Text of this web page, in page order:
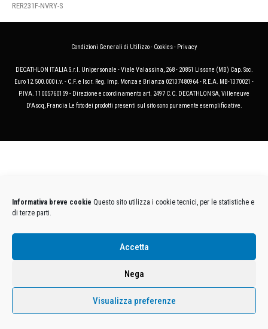
Informativa breve cookie Questo sito utilizza i cookie tecnici, per le statistiche e
di terze parti.
Accetta
Nega
Visualizza preferenze
RER231F-NVRY-S
Condizioni Generali di Utilizzo- Cookies- Privacy
DECATHLON ITALIA S.r.l. Unipersonale - Viale Valassina, 268 - 20851 Lissone (MB) Cap. Soc.
Euro 12.500.000 i.v. - C.F. e Iscr. Reg. Imp. Monza e Brianza 02137480964 - R.E.A. MB-1370021 -
P.IVA. 11005760159 - Direzione e coordinamento art. 2497 C.C. DECATHLON SA, Villeneuve
D'Ascq, Francia Le foto dei prodotti presenti sul sito sono puramente esemplificative.